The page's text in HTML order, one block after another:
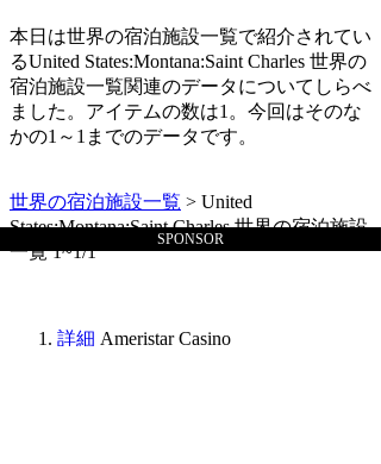
本日は世界の宿泊施設一覧で紹介されてい
るUnited States:Montana:Saint Charles 世界の
宿泊施設一覧関連のデータについてしらべ
ました。アイテムの数は1。今回はそのな
かの1～1までのデータです。
世界の宿泊施設一覧 > United
States:Montana:Saint Charles 世界の宿泊施設
一覧 1~1/1
詳細 Ameristar Casino
SPONSOR